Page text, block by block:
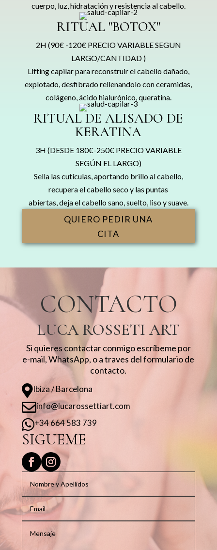
cuerpo, luz, hidratación y resistencia al cabello.
RITUAL "BOTOX"
2H (90€ -120€ PRECIO VARIABLE SEGUN
LARGO/CANTIDAD )
Lifting capilar para reconstruir el cabello dañado,
explotado, desfibrado rellenandolo con ceramidas,
colágeno, ácido hialurónico, queratina.
RITUAL DE ALISADO DE
KERATINA
3H (DESDE 180€-250€ PRECIO VARIABLE
SEGÚN EL LARGO)
Sella las cutículas, aportando brillo al cabello,
recupera el cabello seco y las puntas
abiertas, deja el cabello sano, suelto, liso y suave.
QUIERO PEDIR UNA
CITA
CONTACTO
LUCA ROSSETI ART
Si quieres contactar conmigo escríbeme por
e-mail, WhatsApp, o a traves del formulario de
contacto.
Ibiza / Barcelona
info@lucarossettiart.com
+34 664 583 739
SIGUEME